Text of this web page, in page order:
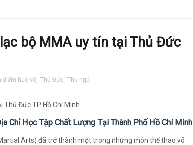
bộ MMA uy tín tại Thủ Đức
điểm học võ, Thủ Đức, Thư ngỏ
Đức TP Hồ Chí Minh
Chỉ Học Tập Chất Lượng Tại Thành Phố Hồ Chí Minh
Arts) đã trở thành một trong những môn thể thao võ